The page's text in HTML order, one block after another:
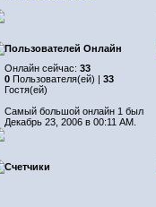
Пользователей Онлайн
Онлайн сейчас: 33
0 Пользователя(ей) | 33
Гостя(ей)
Самый большой онлайн 1 был
Декабрь 23, 2006 в 00:11 AM.
Счетчики